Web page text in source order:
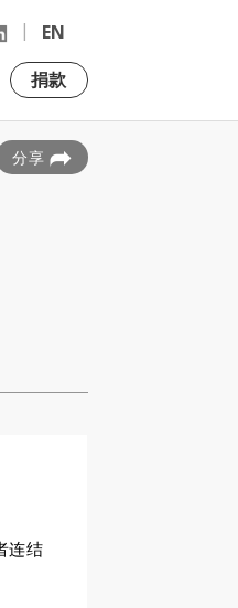
|
EN
捐款
分享
连结